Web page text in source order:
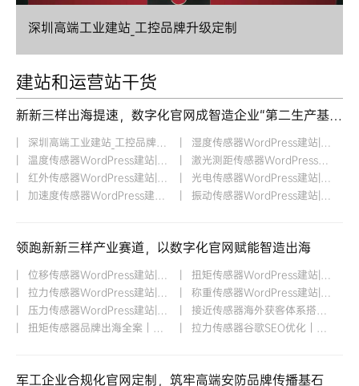
_工控品牌升级定制
建站和运营站干货
新新三样出海提速，数字化官网成智造企业“第二生产基地”
| 深圳高端工业建站_工控品牌升...
| 湿度传感器WordPress建站|社媒...
| 温度传感器WordPress建站|低成...
| 激光测距传感器WordPress建站|...
| 红外传感器WordPress建站|长效...
| 光电传感器WordPress建站|打通...
| 加速度传感器WordPress建站|品...
| 振动传感器WordPress建站|营销...
领跑新新三样产业赛道，以数字化官网赋能智造出海
| 位移传感器WordPress建站|提升...
| 扭矩传感器WordPress建站|高端...
| 拉力传感器WordPress建站|长尾...
| 称重传感器WordPress建站|衡器...
| 压力传感器WordPress建站|工控...
| 接近传感器海外获客体系搭建｜...
| 扭矩传感器品牌出海全案｜深耕...
| 拉力传感器谷歌SEO优化｜精准...
军工企业合规化官网定制，筑牢高端安防品牌传播基石